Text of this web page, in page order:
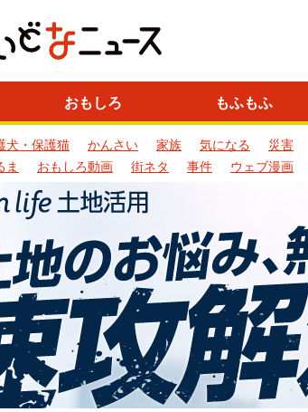
おもしろ もふもふ
犬・保護猫 かんさい 家族 気になる 災害
ま
おもしろ動画 街ネタ 事件 ウェブ漫画